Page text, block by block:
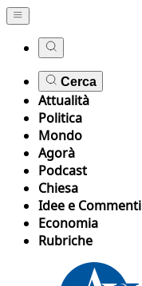
Cerca
Attualità
Politica
Mondo
Agorà
Podcast
Chiesa
Idee e Commenti
Economia
Rubriche